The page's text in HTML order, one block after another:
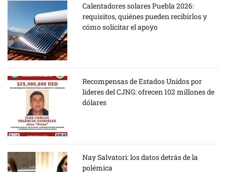
Calentadores solares Puebla 2026:
requisitos, quiénes pueden recibirlos y
cómo solicitar el apoyo
Recompensas de Estados Unidos por
líderes del CJNG: ofrecen 102 millones de
dólares
Nay Salvatori: los datos detrás de la
polémica